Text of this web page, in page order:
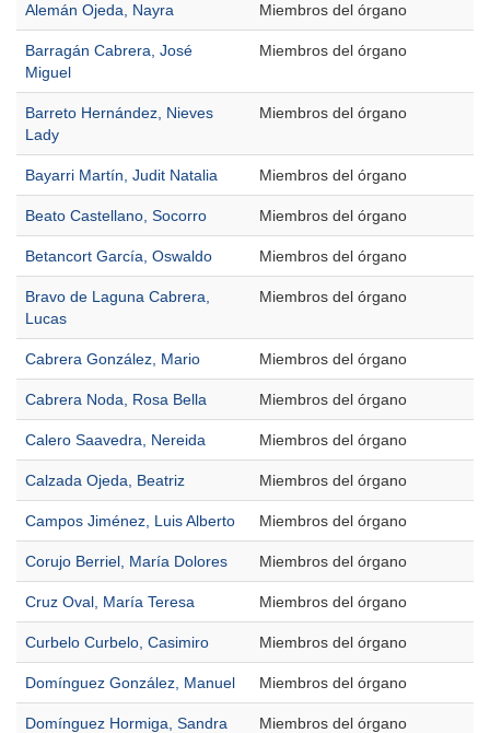
Alemán Ojeda, Nayra Miembros del órgano
Barragán Cabrera, José
Miguel
Miembros del órgano
Barreto Hernández, Nieves
Lady
Miembros del órgano
Bayarri Martín, Judit Natalia Miembros del órgano
Beato Castellano, Socorro Miembros del órgano
Betancort García, Oswaldo Miembros del órgano
Bravo de Laguna Cabrera,
Lucas
Miembros del órgano
Cabrera González, Mario Miembros del órgano
Cabrera Noda, Rosa Bella Miembros del órgano
Calero Saavedra, Nereida Miembros del órgano
Calzada Ojeda, Beatriz Miembros del órgano
Campos Jiménez, Luis Alberto Miembros del órgano
Corujo Berriel, María Dolores Miembros del órgano
Cruz Oval, María Teresa Miembros del órgano
Curbelo Curbelo, Casimiro Miembros del órgano
Domínguez González, Manuel Miembros del órgano
Domínguez Hormiga, Sandra Miembros del órgano